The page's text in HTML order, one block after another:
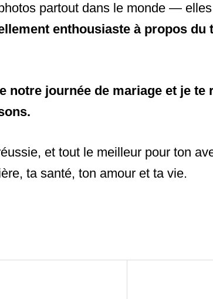
partout dans le monde —
enthousiaste à propos
notre journée de mariage et je
et tout le meilleur pour ton
ta santé, ton amour et ta vie.